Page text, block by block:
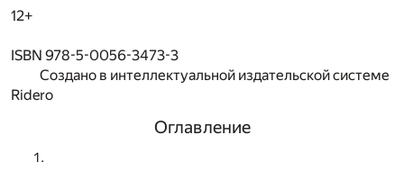
12+
ISBN 978-5-0056-3473-3
Создано в интеллектуальной издательской системе
Ridero
Оглавление